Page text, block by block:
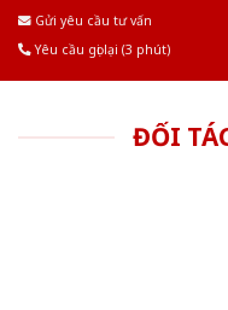
Gửi yêu cầu tư vấn
Yêu cầu gọi lại (3 phút)
ĐỐI